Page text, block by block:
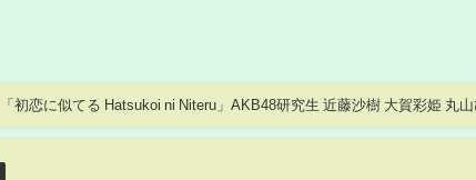
「初恋に似てる Hatsukoi ni Niteru」AKB48研究生 近藤沙樹 大賀彩姫 丸